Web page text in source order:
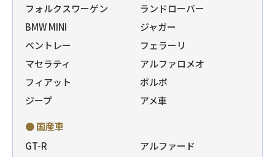
フォルクスワーゲン
ランドローバー
BMW MINI
ジャガー
ベントレー
フェラーリ
マセラティ
アルファロメオ
フィアット
ボルボ
ジープ
アメ車
● 国産車
GT-R
アルファード